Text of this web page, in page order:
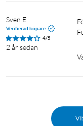
Sven E
Verifierad köpare
4/5
2 år sedan
För utbyte.